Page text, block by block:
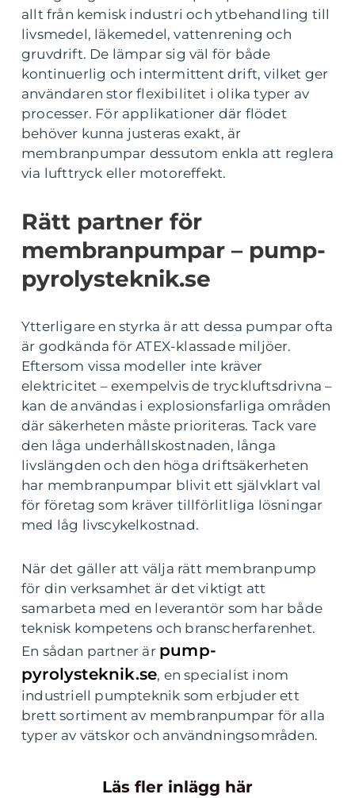
allt från kemisk industri och ytbehandling till
livsmedel, läkemedel, vattenrening och
gruvdrift. De lämpar sig väl för både
kontinuerlig och intermittent drift, vilket ger
användaren stor flexibilitet i olika typer av
processer. För applikationer där flödet
behöver kunna justeras exakt, är
membranpumpar dessutom enkla att reglera
via lufttryck eller motoreffekt.
Rätt partner för
membranpumpar – pump-
pyrolysteknik.se
Ytterligare en styrka är att dessa pumpar ofta
är godkända för ATEX-klassade miljöer.
Eftersom vissa modeller inte kräver
elektricitet – exempelvis de tryckluftsdrivna –
kan de användas i explosionsfarliga områden
där säkerheten måste prioriteras. Tack vare
den låga underhållskostnaden, långa
livslängden och den höga driftsäkerheten
har membranpumpar blivit ett självklart val
för företag som kräver tillförlitliga lösningar
med låg livscykelkostnad.
När det gäller att välja rätt membranpump
för din verksamhet är det viktigt att
samarbeta med en leverantör som har både
teknisk kompetens och branscherfarenhet.
En sådan partner är pump-
pyrolysteknik.se, en specialist inom
industriell pumpteknik som erbjuder ett
brett sortiment av membranpumpar för alla
typer av vätskor och användningsområden.
Läs fler inlägg här